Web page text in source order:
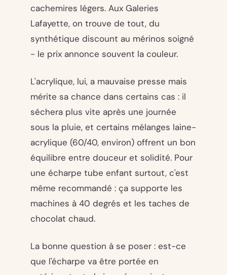
cachemires légers. Aux Galeries
Lafayette, on trouve de tout, du
synthétique discount au mérinos soigné
- le prix annonce souvent la couleur.
L'acrylique, lui, a mauvaise presse mais
mérite sa chance dans certains cas : il
séchera plus vite après une journée
sous la pluie, et certains mélanges laine-
acrylique (60/40, environ) offrent un bon
équilibre entre douceur et solidité. Pour
une écharpe tube enfant surtout, c'est
même recommandé : ça supporte les
machines à 40 degrés et les taches de
chocolat chaud.
La bonne question à se poser : est-ce
que l'écharpe va être portée en